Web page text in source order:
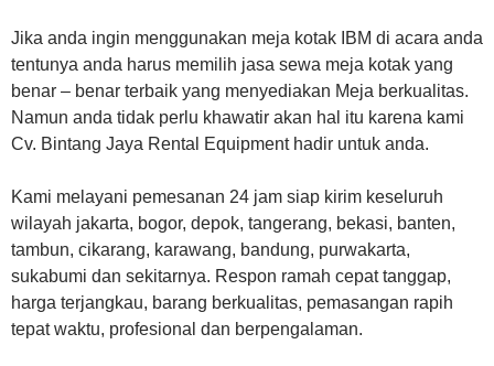
Jika anda ingin menggunakan meja kotak IBM di acara anda
tentunya anda harus memilih jasa sewa meja kotak yang
benar – benar terbaik yang menyediakan Meja berkualitas.
Namun anda tidak perlu khawatir akan hal itu karena kami
Cv. Bintang Jaya Rental Equipment hadir untuk anda.
Kami melayani pemesanan 24 jam siap kirim keseluruh
wilayah jakarta, bogor, depok, tangerang, bekasi, banten,
tambun, cikarang, karawang, bandung, purwakarta,
sukabumi dan sekitarnya. Respon ramah cepat tanggap,
harga terjangkau, barang berkualitas, pemasangan rapih
tepat waktu, profesional dan berpengalaman.